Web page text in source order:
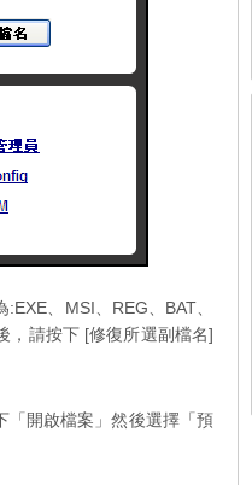
、MSI、REG、BAT、
，請按下 [修復所選副檔名]
「開啟檔案」然後選擇「預